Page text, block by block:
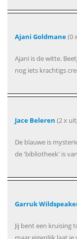
Ajani Goldmane(0
Ajani is de witte.
nog iets krachtigs
Jace Beleren (2 x
De blauwe is
de 'bibliotheek' is
Garruk
Jij bent een kruising